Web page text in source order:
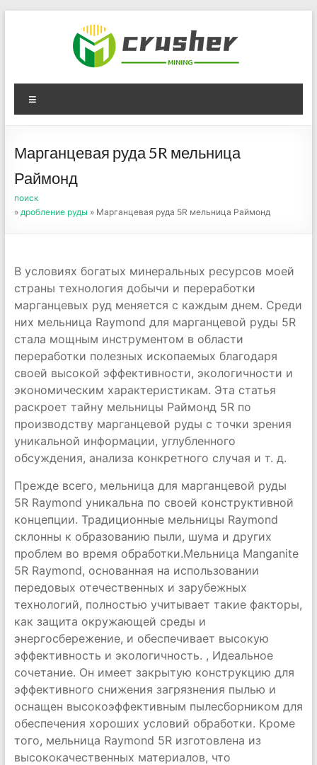
Оборудование для
дробления угля,
измельчения печного
порошка
Марганцевая руда 5R мельница
Раймонд
поиск
» дробление руды » Марганцевая руда 5R мельница Раймонд
В условиях богатых минеральных ресурсов моей
страны технология добычи и переработки
марганцевых руд меняется с каждым днем. Среди
них мельница Raymond для марганцевой руды 5R
стала мощным инструментом в области
переработки полезных ископаемых благодаря
своей высокой эффективности, экологичности и
экономическим характеристикам. Эта статья
раскроет тайну мельницы Раймонд 5R по
производству марганцевой руды с точки зрения
уникальной информации, углубленного
обсуждения, анализа конкретного случая и т. д.
Прежде всего, мельница для марганцевой руды
5R Raymond уникальна по своей конструктивной
концепции. Традиционные мельницы Raymond
склонны к образованию пыли, шума и других
проблем во время обработки.Мельница Manganite
5R Raymond, основанная на использовании
передовых отечественных и зарубежных
технологий, полностью учитывает такие факторы,
как защита окружающей среды и
энергосбережение, и обеспечивает высокую
эффективность и экологичность. , Идеальное
сочетание. Он имеет закрытую конструкцию для
эффективного снижения загрязнения пылью и
оснащен высокоэффективным пылесборником для
обеспечения хороших условий обработки. Кроме
того, мельница Raymond 5R изготовлена ​​из
высококачественных материалов, что